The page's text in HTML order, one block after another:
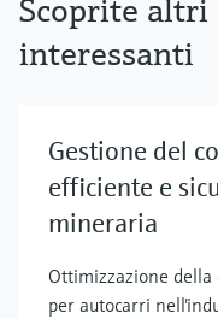
Scoprite
interessanti
Gestione del
efficiente e
mineraria
Ottimizzazione della
per autocarri